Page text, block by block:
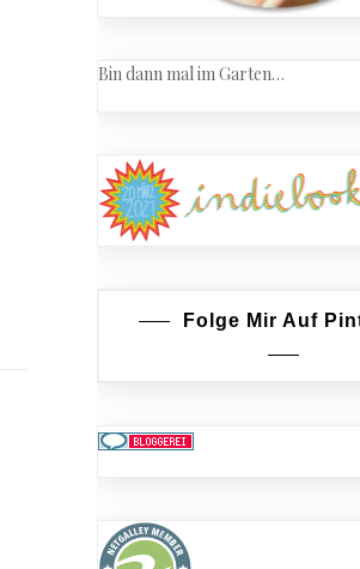
Bin dann mal im Garten…
Folge Mir Auf